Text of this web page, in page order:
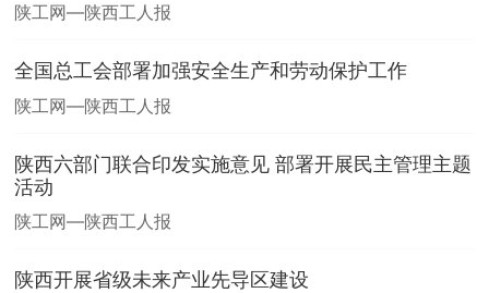
陕工网—陕西工人报
全国总工会部署加强安全生产和劳动保护工作
陕工网—陕西工人报
陕西六部门联合印发实施意见 部署开展民主管理主题
活动
陕工网—陕西工人报
陕西开展省级未来产业先导区建设